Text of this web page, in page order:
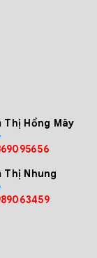
Thị Hồng Mây
Thị Nhung